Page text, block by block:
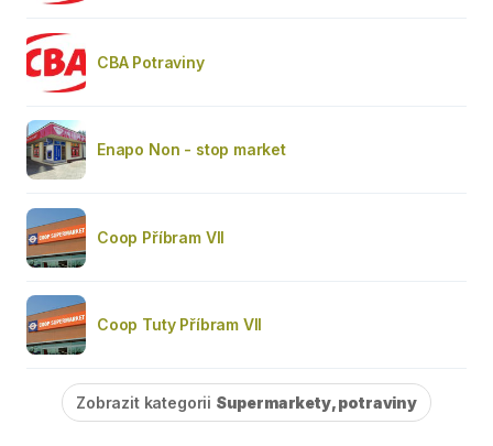
CBA Potraviny
Enapo Non - stop market
Coop Příbram VII
Coop Tuty Příbram VII
Zobrazit kategorii Supermarkety, potraviny